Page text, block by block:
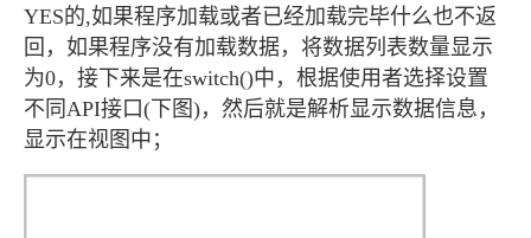
YES的,如果程序加载或者已经加载完毕什么也不返
回，如果程序没有加载数据，将数据列表数量显示
为0，接下来是在switch()中，根据使用者选择设置
不同API接口(下图)，然后就是解析显示数据信息，
显示在视图中；